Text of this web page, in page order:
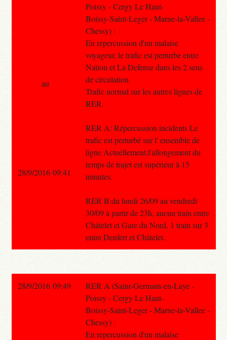
Poissy - Cergy Le Haut-
Boissy-Saint-Leger - Marne-la-Vallee -
Chessy) :
En repercussion d'un malaise
voyageur, le trafic est perturbe entre
Nation et La Defense dans les 2 sens
de circulation.
Trafic normal sur les autres lignes de
RER.
RER A: Répercussion incidents Le
trafic est perturbé sur l' ensemble de
ligne Actuellement,l'allongement du
temps de trajet est supérieur à 15
minutes.
RER B:du lundi 26/09 au vendredi
30/09 à partir de 23h, aucun train entre
Châtelet et Gare du Nord, 1 train sur 3
entre Denfert et Châtelet.
au
28/9/2016 09:41
28/9/2016 09:49
RER A (Saint-Germain-en-Laye -
Poissy - Cergy Le Haut-
Boissy-Saint-Leger - Marne-la-Vallee -
Chessy) :
En repercussion d'un malaise